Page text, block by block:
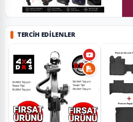
TERCIH EDILENLER